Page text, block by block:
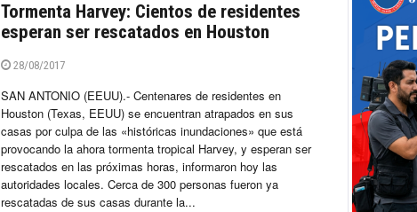
Tormenta Harvey: Cientos de residentes
esperan ser rescatados en Houston
28/08/2017
SAN ANTONIO (EEUU).- Centenares de residentes en
Houston (Texas, EEUU) se encuentran atrapados en sus
casas por culpa de las «históricas inundaciones» que está
provocando la ahora tormenta tropical Harvey, y esperan ser
rescatados en las próximas horas, informaron hoy las
autoridades locales. Cerca de 300 personas fueron ya
rescatadas de sus casas durante la...